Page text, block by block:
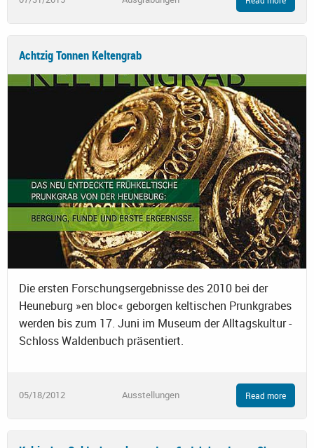
Achtzig Tonnen Keltengrab
Die ersten Forschungsergebnisse des 2010 bei der
Heuneburg »en bloc« geborgen keltischen Prunkgrabes
werden bis zum 17. Juni im Museum der Alltagskultur -
Schloss Waldenbuch präsentiert.
05/18/2012 Ausstellungen Read more